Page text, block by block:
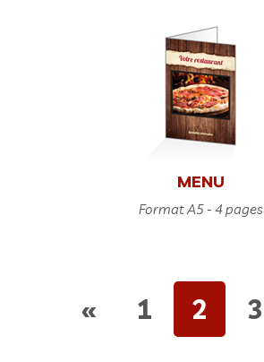
MENU
Format A5 - 4 pages
« 1 2 3